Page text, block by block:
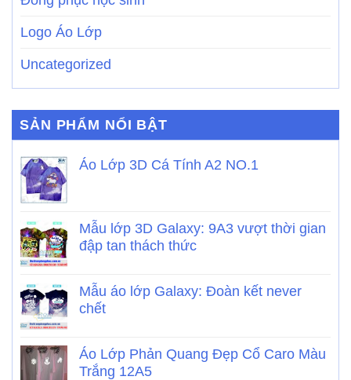
Logo Áo Lớp
Uncategorized
SẢN PHẨM NỔI BẬT
Áo Lớp 3D Cá Tính A2 NO.1
Mẫu lớp 3D Galaxy: 9A3 vượt thời gian
đập tan thách thức
Mẫu áo lớp Galaxy: Đoàn kết never
chết
Áo Lớp Phản Quang Đẹp Cổ Caro Màu
Trắng 12A5